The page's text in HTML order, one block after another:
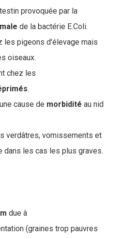
provoquée par la
de la bactérie E.Coli.
les pigeons d'élevage mais
oiseaux.
chez les
.
cause de morbidité au nid
verdâtres, vomissements et
dans les cas les plus graves.
due à
(graines trop pauvres